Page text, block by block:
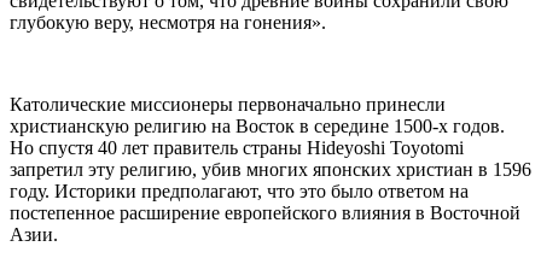
глубокую веру, несмотря на гонения».
Католические миссионеры первоначально принесли
христианскую религию на Восток в середине 1500-х годов.
Но спустя 40 лет правитель страны Hideyoshi Toyotomi
запретил эту религию, убив многих японских христиан в 1596
году. Историки предполагают, что это было ответом на
постепенное расширение европейского влияния в Восточной
Азии.